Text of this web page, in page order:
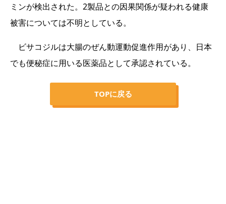
ミンが検出された。2製品との因果関係が疑われる健康
被害については不明としている。
ビサコジルは大腸のぜん動運動促進作用があり、日本
でも便秘症に用いる医薬品として承認されている。
TOPに戻る